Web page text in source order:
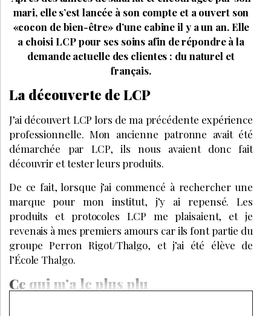
mari, elle s’est lancée à son compte et a ouvert son
«cocon de bien-être» d’une cabine il y a un an. Elle
a choisi LCP pour ses soins afin de répondre à la
demande actuelle des clientes : du naturel et
français.
La découverte de LCP
J’ai découvert LCP lors de ma précédente expérience
professionnelle. Mon ancienne patronne avait été
démarchée par LCP, ils nous avaient donc fait
découvrir et tester leurs produits.
De ce fait, lorsque j’ai commencé à rechercher une
marque pour mon institut, j’y ai repensé. Les
produits et protocoles LCP me plaisaient, et je
revenais à mes premiers amours car ils font partie du
groupe Perron Rigot/Thalgo, et j’ai été élève de
l’École Thalgo.
Ce qui m’a le plus plu